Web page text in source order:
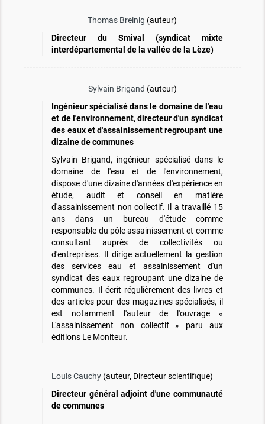
Thomas Breinig (auteur)
Directeur du Smival (syndicat mixte
interdépartemental de la vallée de la Lèze)
Sylvain Brigand (auteur)
Ingénieur spécialisé dans le domaine de l'eau
et de l'environnement, directeur d'un syndicat
des eaux et d'assainissement regroupant une
dizaine de communes
Sylvain Brigand, ingénieur spécialisé dans le
domaine de l'eau et de l'environnement,
dispose d'une dizaine d'années d'expérience en
étude, audit et conseil en matière
d'assainissement non collectif. Il a travaillé 15
ans dans un bureau d'étude comme
responsable du pôle assainissement et comme
consultant auprès de collectivités ou
d'entreprises. Il dirige actuellement la gestion
des services eau et assainissement d'un
syndicat des eaux regroupant une dizaine de
communes. Il écrit régulièrement des livres et
des articles pour des magazines spécialisés, il
est notamment l'auteur de l'ouvrage «
L'assainissement non collectif » paru aux
éditions Le Moniteur.
Louis Cauchy (auteur, Directeur scientifique)
Directeur général adjoint d'une communauté
de communes